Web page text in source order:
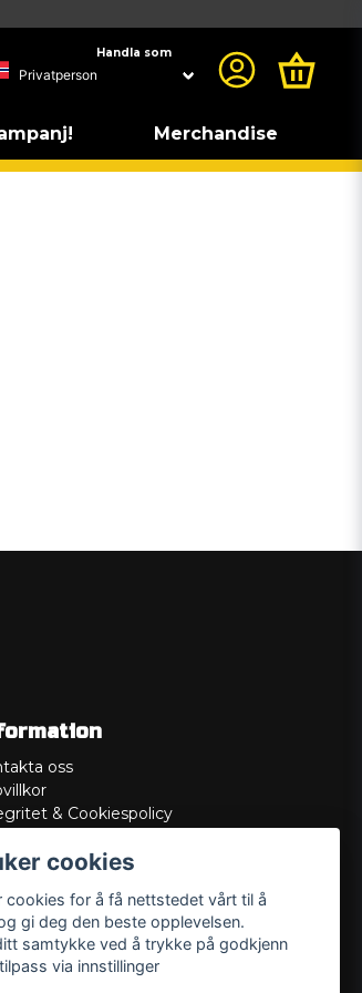
Handla som
Merchandise
oss
& Cookiespolicy
Garanti
oss
cookies
cookies for å få nettstedet vårt til å
gi deg den beste opplevelsen.
samtykke ved å trykke på godkjenn
via innstillinger